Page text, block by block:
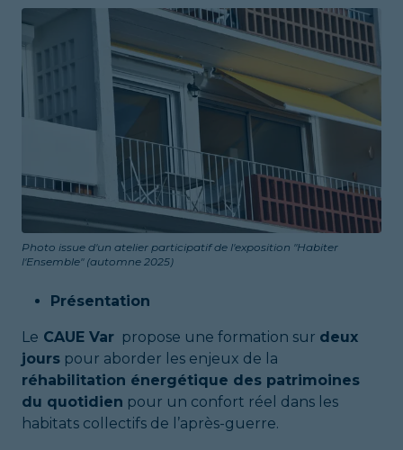
Photo issue d'un atelier participatif de l'exposition "Habiter
l'Ensemble" (automne 2025)
Présentation
Le CAUE Var propose une formation sur deux
jours pour aborder les enjeux de la
réhabilitation énergétique des patrimoines
du quotidien pour un confort réel dans les
habitats collectifs de l’après-guerre.